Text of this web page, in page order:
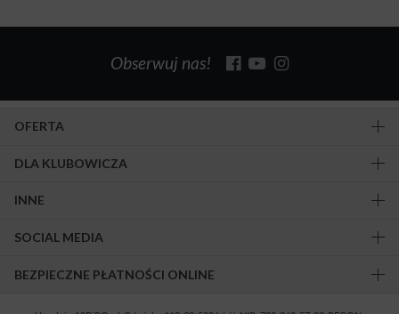
Obserwuj nas!
OFERTA
DLA KLUBOWICZA
INNE
SOCIAL MEDIA
BEZPIECZNE PŁATNOŚCI ONLINE